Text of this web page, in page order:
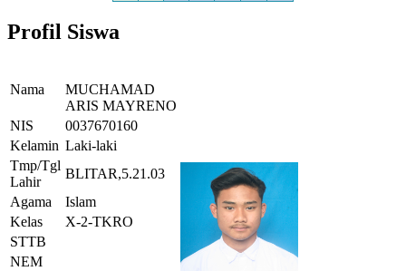
Profil Siswa
Nama
MUCHAMAD
ARIS MAYRENO
NIS
0037670160
Kelamin Laki-laki
Tmp/Tgl
Lahir
BLITAR,5.21.03
Agama
Islam
Kelas
X-2-TKRO
STTB
NEM